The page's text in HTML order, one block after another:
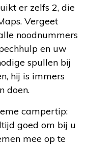
er zelfs 2, die
Vergeet
noodnummers
en uw
spullen bij
hij is immers
doen.
campertip:
goed om bij u
mee op te